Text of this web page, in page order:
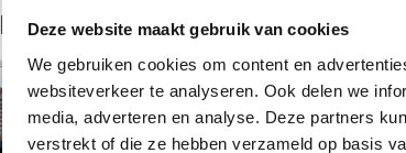
Deze website maakt gebruik van cookies
We gebruiken cookies om content en
websiteverkeer te analyseren. Ook delen we
media, adverteren en analyse. Deze partners
verstrekt of die ze hebben verzameld op basis